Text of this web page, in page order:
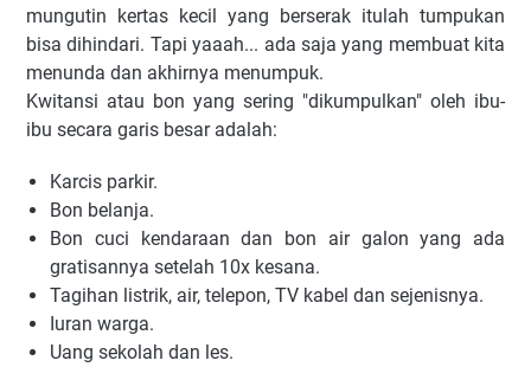
mungutin kertas kecil yang berserak itulah tumpukan
bisa dihindari. Tapi yaaah... ada saja yang membuat kita
menunda dan akhirnya menumpuk.
Kwitansi atau bon yang sering "dikumpulkan" oleh ibu-
ibu secara garis besar adalah:
Karcis parkir.
Bon belanja.
Bon cuci kendaraan dan bon air galon yang ada
gratisannya setelah 10x kesana.
Tagihan listrik, air, telepon, TV kabel dan sejenisnya.
Iuran warga.
Uang sekolah dan les.